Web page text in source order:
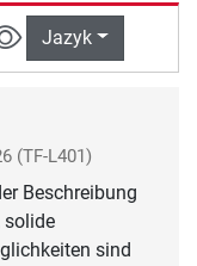
Jazyk
(TF-L401)
Beschreibung
solide
sind